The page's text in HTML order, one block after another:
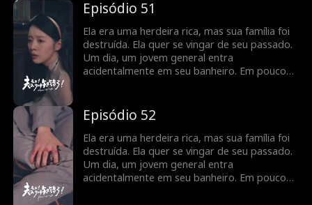
aprofundam à medida que buscam vingança
juntos.
Episódio 51
Ela era uma herdeira rica, mas sua família foi
destruída. Ela quer se vingar de seu passado.
Um dia, um jovem general entra
acidentalmente em seu banheiro. Em pouco
aprofundam à medida que buscam vingança
juntos.
Episódio 52
Ela era uma herdeira rica, mas sua família foi
destruída. Ela quer se vingar de seu passado.
Um dia, um jovem general entra
acidentalmente em seu banheiro. Em pouco